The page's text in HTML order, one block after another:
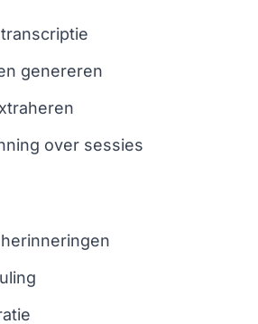
genereren
over sessies